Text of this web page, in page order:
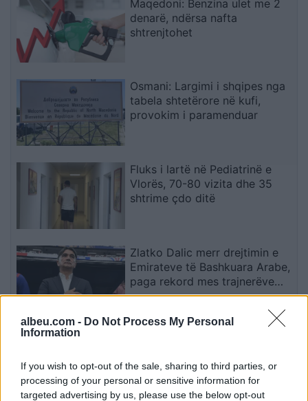
albeu.com - Do Not Process My Personal
Information
If you wish to opt-out of the sale, sharing to third parties, or
processing of your personal or sensitive information for
targeted advertising by us, please use the below opt-out
Maqedoni: Benzina ulet me 2
denarë, ndërsa nafta
shtrenjtohet
Osmani: Largimi i shqipes nga
tabela shtetërore në kufi,
provokim i paramenduar
Fluks i lartë në Pediatrinë e
Vlorës, 70-80 vizita dhe 35
shtrime çdo ditë
Zlatko Dalic merr drejtimin e
Emirateve të Bashkuara Arabe,
paga rekord mes trajnerëve
kroatë
jeta publike: E planifikoja prej
kohësh